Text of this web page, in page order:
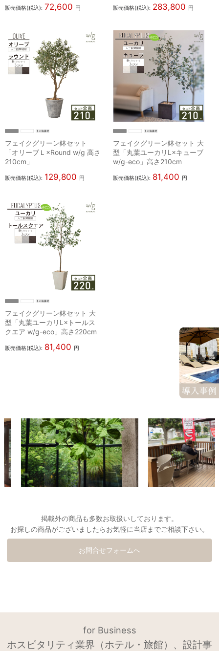
販売価格(税込): 72,600 円 販売価格(税込): 283,800 円
フェイクグリーン鉢セット
「オリーブＬ×Round w/g 高さ
210cm」
販売価格(税込): 129,800 円
フェイクグリーン鉢セット 大
型「丸葉ユーカリL×キューブ
w/g-eco」高さ210cm
販売価格(税込): 81,400 円
フェイクグリーン鉢セット 大
型「丸葉ユーカリL×トールス
クエア w/g-eco」高さ220cm
販売価格(税込): 81,400 円
掲載外の商品も多数お取扱いしております。
お探しの商品がございましたらお気軽に当店までご相談下さい。
お問合せフォームへ
for Business
ホスピタリティ業界（ホテル・旅館）、設計事